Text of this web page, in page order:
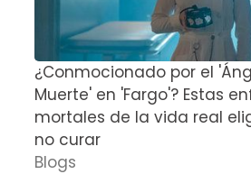
¿Conmocionado por el
Muerte' en 'Fargo'? Estas
mortales de la vida real
no curar
Blogs